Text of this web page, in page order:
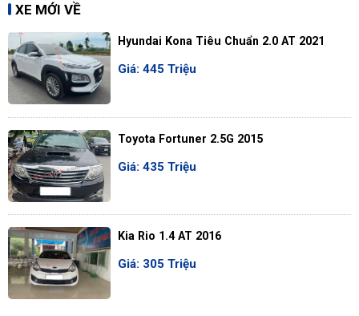
XE MỚI VỀ
Hyundai Kona Tiêu Chuẩn 2.0 AT 2021
Giá: 445 Triệu
Toyota Fortuner 2.5G 2015
Giá: 435 Triệu
Kia Rio 1.4 AT 2016
Giá: 305 Triệu